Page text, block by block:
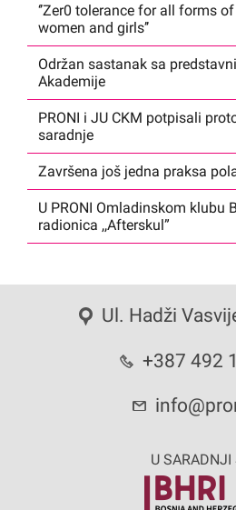
‘’Zer0 tolerance for all forms
women and girls’’
Održan sastanak sa
Akademije
PRONI i JU CKM potpisali
saradnje
Završena još jedna praksa
U PRONI Omladinskom klubu
radionica ,,Afterskul”
Ul. Hadži
+387 492
U SARADNJI